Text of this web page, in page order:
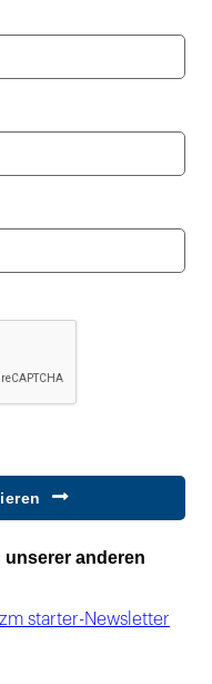
anderen
zm starter-Newsletter